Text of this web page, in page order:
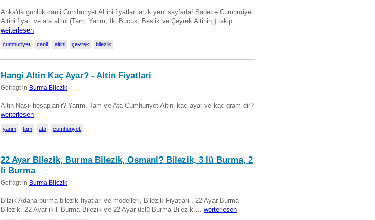
Anka'da günlük canli Cumhuriyet Altini fiyatlari artik yeni sayfada! Sadece Cumhuriyet
Altini fiyati ve ata altini (Tam, Yarim, Iki Bucuk, Beslik ve Çeyrek Altinin,) takip…
weiterlesen
cumhuriyet canli altini çeyrek bilezik
Hangi Altin Kaç Ayar? - Altin Fiyatlari
Gefragt in Burma Bilezik
Altin Nasil hesaplanir? Yarim, Tam ve Ata Cumhuriyet Altini kac ayar ve kac gram dir?
weiterlesen
yarim tam ata cumhuriyet
22 Ayar Bilezik, Burma Bilezik, Osmanl? Bilezik, 3 lü Burma, 2
li Burma
Gefragt in Burma Bilezik
Bilzik Adana burma bilezik fiyatlari ve modelleri, Bilezik Fiyatlari , 22 Ayar Burma
Bilezik, 22 Ayar ikili Burma Bilezik ve 22 Ayar üclü Burma Bilezik.… weiterlesen